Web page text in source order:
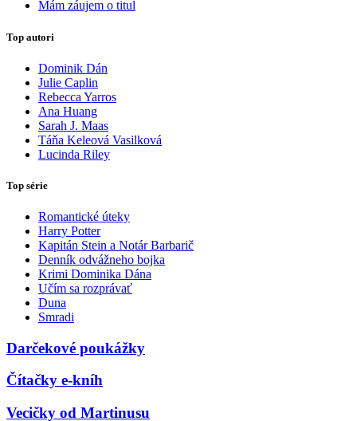
Mám záujem o titul
Top autori
Dominik Dán
Julie Caplin
Rebecca Yarros
Ana Huang
Sarah J. Maas
Táňa Keleová Vasilková
Lucinda Riley
Top série
Romantické úteky
Harry Potter
Kapitán Stein a Notár Barbarič
Denník odvážneho bojka
Krimi Dominika Dána
Učím sa rozprávať
Duna
Smradi
Darčekové poukážky
Čítačky e-kníh
Vecičky od Martinusu